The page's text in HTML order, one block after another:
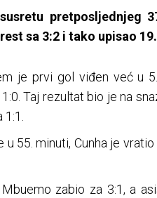
pretposljednjeg
sa 3:2 i tako upisao
je prvi gol viđen već u
Taj rezultat bio je na
1:1.
u 55. minuti, Cunha je
zabio za 3:1, a